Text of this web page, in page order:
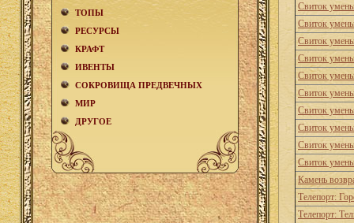
ТОПЫ
РЕСУРСЫ
КРАФТ
ИВЕНТЫ
СОКРОВИЩА ПРЕДВЕЧНЫХ
МИР
ДРУГОЕ
Свиток
Свиток
Свиток
Свиток
Свиток
Свиток
Свиток
Свиток
Свиток
Свиток
Камень
Телепорт:
Телепорт: